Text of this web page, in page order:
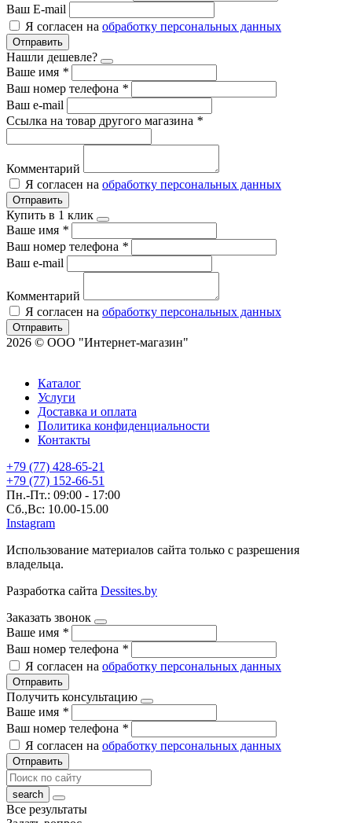
Ваш E-mail
Я согласен на обработку персональных данных
Отправить
Нашли дешевле?
Ваше имя *
Ваш номер телефона *
Ваш e-mail
Ссылка на товар другого магазина *
Комментарий
Я согласен на обработку персональных данных
Отправить
Купить в 1 клик
Ваше имя *
Ваш номер телефона *
Ваш e-mail
Комментарий
Я согласен на обработку персональных данных
Отправить
2026 © ООО "Интернет-магазин"
Каталог
Услуги
Доставка и оплата
Политика конфиденциальности
Контакты
+79 (77) 428-65-21
+79 (77) 152-66-51
Пн.-Пт.: 09:00 - 17:00
Сб.,Вс: 10.00-15.00
Instagram
Использование материалов сайта только с разрешения
владельца.
Разработка сайта Dessites.by
Заказать звонок
Ваше имя *
Ваш номер телефона *
Я согласен на обработку персональных данных
Отправить
Получить консультацию
Ваше имя *
Ваш номер телефона *
Я согласен на обработку персональных данных
Отправить
Все результаты